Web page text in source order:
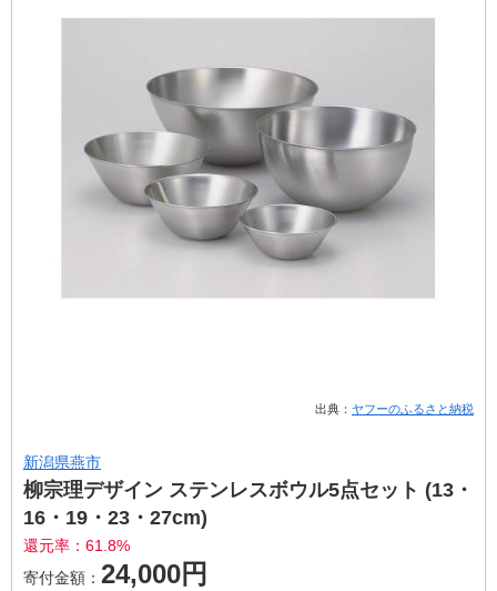
出典： ヤフーのふるさと納税
新潟県燕市
柳宗理デザイン ステンレスボウル5点セット (13・
16・19・23・27cm)
還元率：61.8%
寄付金額： 24,000円